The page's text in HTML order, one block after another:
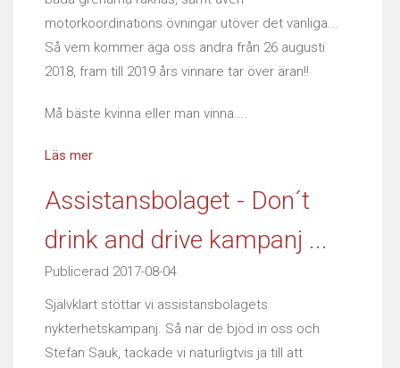
ACE
ARIEL SERVICE
HISTORY
USED CARS & BIKES
STORE
AGILE SVERIGE
KUNDTJÄNST
motorkoordinations övningar utöver det vanliga...
Så vem kommer äga oss andra från 26 augusti
2018, fram till 2019 års vinnare tar över äran!!
Må bäste kvinna eller man vinna....
Läs mer
Assistansbolaget - Don´t
drink and drive kampanj ...
Publicerad 2017-08-04
Självklart stöttar vi assistansbolagets
nykterhetskampanj. Så när de bjöd in oss och
Stefan Sauk, tackade vi naturligtvis ja till att